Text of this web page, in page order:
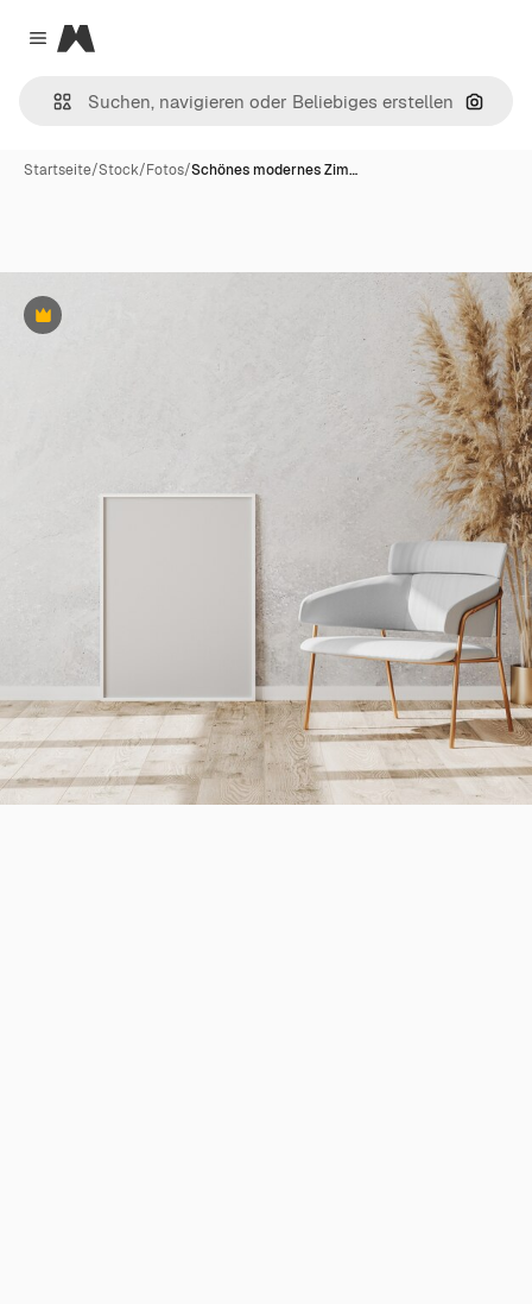
Close menu
Magnific
Nach
Startseite/Stock/Fotos/Schönes modernes Zim…
Premium